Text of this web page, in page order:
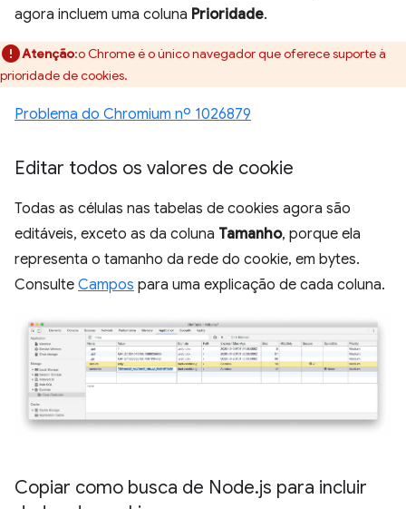
agora incluem uma coluna Prioridade.
Atenção:o Chrome é o único navegador que oferece suporte à
prioridade de cookies.
Problema do Chromium nº 1026879
Editar todos os valores de cookie
Todas as células nas tabelas de cookies agora são
editáveis, exceto as da coluna Tamanho, porque ela
representa o tamanho da rede do cookie, em bytes.
Consulte Campos para uma explicação de cada coluna.
Copiar como busca de Node.js para incluir